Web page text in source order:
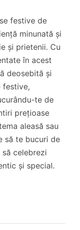
festive de
minunată și
și prietenii. Cu
în acest
deosebită și
festive,
te de
prețioase
aleasă sau
să te bucuri de
celebrezi
și special.